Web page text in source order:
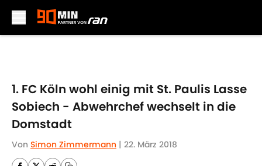
1. FC Köln wohl einig mit St. Paulis Lasse
Sobiech - Abwehrchef wechselt in die
Domstadt
Von Simon Zimmermann | 22. März 2018